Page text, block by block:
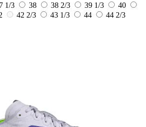
1/3 38 38 2/3 39 1/3
40
42 2/3 43 1/3 44
44 2/3